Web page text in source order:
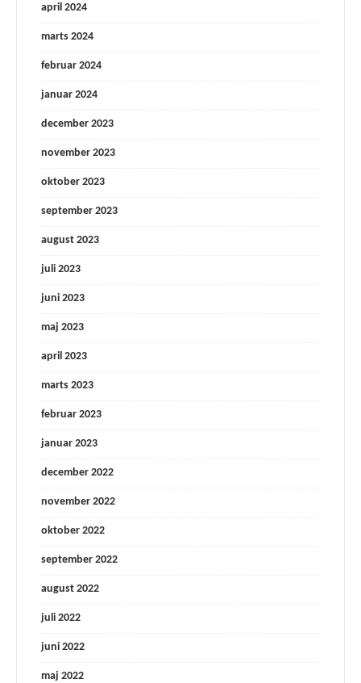
april 2024
marts 2024
februar 2024
januar 2024
december 2023
november 2023
oktober 2023
september 2023
august 2023
juli 2023
juni 2023
maj 2023
april 2023
marts 2023
februar 2023
januar 2023
december 2022
november 2022
oktober 2022
september 2022
august 2022
juli 2022
juni 2022
maj 2022